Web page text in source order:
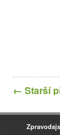
← Starší